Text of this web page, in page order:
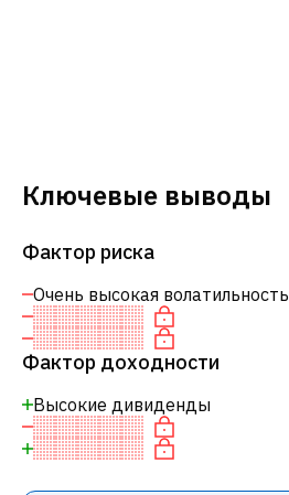
Ключевые выводы
Фактор риска
Очень высокая волатильность
Фактор доходности
Высокие дивиденды